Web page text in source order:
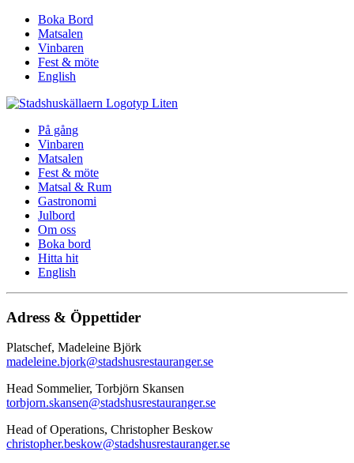
Boka Bord
Matsalen
Vinbaren
Fest & möte
English
På gång
Vinbaren
Matsalen
Fest & möte
Matsal & Rum
Gastronomi
Julbord
Om oss
Boka bord
Hitta hit
English
Adress & Öppettider
Platschef, Madeleine Björk
madeleine.bjork@stadshusrestauranger.se
Head Sommelier, Torbjörn Skansen
torbjorn.skansen@stadshusrestauranger.se
Head of Operations, Christopher Beskow
christopher.beskow@stadshusrestauranger.se